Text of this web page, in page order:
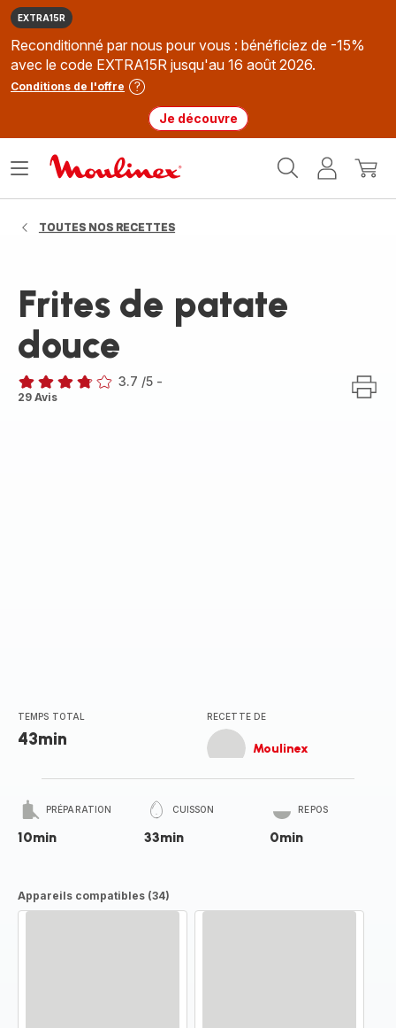
EXTRA15R
Reconditionné par nous pour vous : bénéficiez de -15%
avec le code EXTRA15R jusqu'au 16 août 2026.
Conditions de l'offre
Je découvre
MonMon
Ouvrir
TOUTES NOS RECETTES
Frites de patate
douce
ratings.3.7
3.7 /5 -
29 Avis
TEMPS TOTAL
43min
RECETTE DE
Moulinex
PRÉPARATION
10min
CUISSON
33min
REPOS
0min
Appareils compatibles (34)